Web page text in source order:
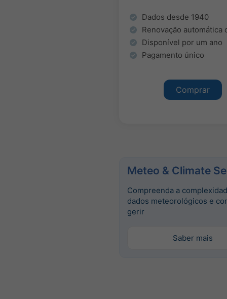
Dados desde 1940
Renovação automática
Disponível por um ano
Pagamento único
Comprar
Meteo & Climate
Compreenda a
dados meteorológicos e
gerir
Saber mais